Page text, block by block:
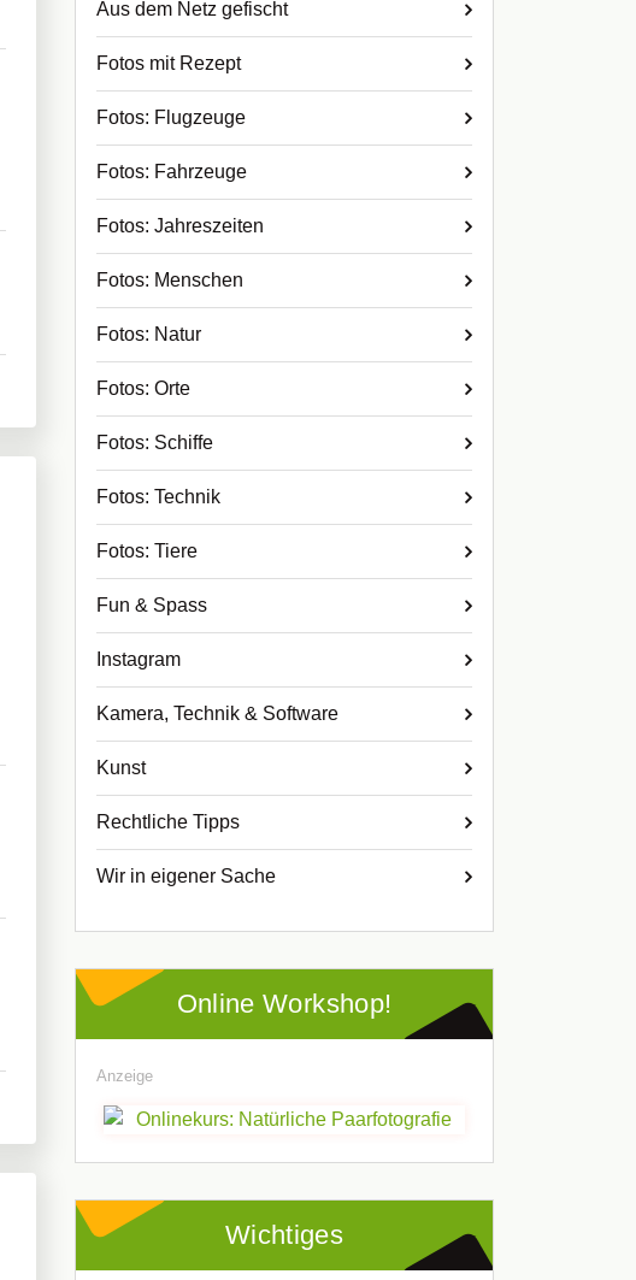
Aus dem Netz gefischt
Fotos mit Rezept
Fotos: Flugzeuge
Fotos: Fahrzeuge
Fotos: Jahreszeiten
Fotos: Menschen
Fotos: Natur
Fotos: Orte
Fotos: Schiffe
Fotos: Technik
Fotos: Tiere
Fun & Spass
Instagram
Kamera, Technik & Software
Kunst
Rechtliche Tipps
Wir in eigener Sache
Online Workshop!
Anzeige
Wichtiges